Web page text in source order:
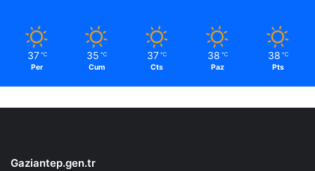
37 ℃
Per
35 ℃
Cum
37 ℃
Cts
38 ℃
Paz
38 ℃
Pts
Gaziantep.gen.tr